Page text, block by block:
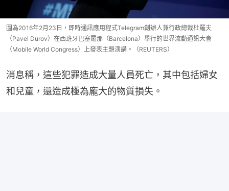
圖為2016年2月23日，即時通訊應用程式Telegram創辦人兼行政總裁杜羅夫
（Pavel Durov）在西班牙巴塞羅那（Barcelona）舉行的世界流動通訊大會
（Mobile World Congress）上發表主題演講。（REUTERS）
消息稱，這些犯罪造成大量人員死亡，其中包括婦女
和兒童，還造成極為龐大的物質損失。